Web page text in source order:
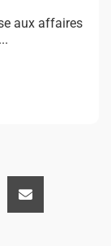
aux affaires